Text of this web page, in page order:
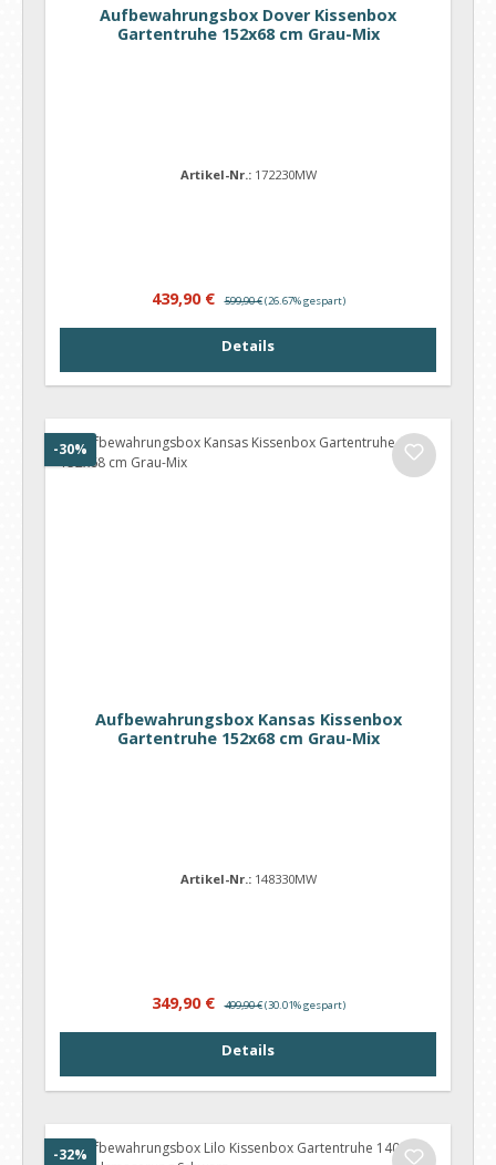
Aufbewahrungsbox Dover Kissenbox
Gartentruhe 152x68 cm Grau-Mix
Artikel-Nr.: 172230MW
Verkaufspreis:
439,90 € 599,90 €(26.67% gespart)
Details
-30% Rabatt
Aufbewahrungsbox Kansas Kissenbox
Gartentruhe 152x68 cm Grau-Mix
Artikel-Nr.: 148330MW
Verkaufspreis:
349,90 € Regulärer Preis:
499,90 €(30.01% gespart)
Details
-32% Rabatt